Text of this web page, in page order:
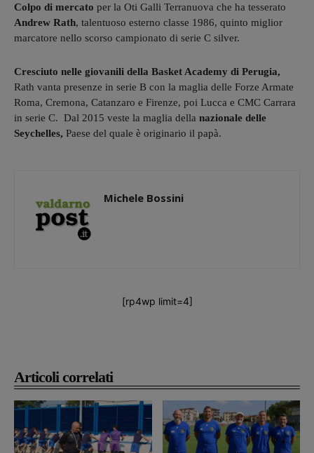
Articoli correlati
Colpo di mercato per la Oti Galli Terranuova che ha tesserato
Andrew Rath, talentuoso esterno classe 1986, quinto miglior
marcatore nello scorso campionato di serie C silver.
Cresciuto nelle giovanili della Basket Academy di Perugia,
Rath vanta presenze in serie B con la maglia delle Forze Armate
Roma, Cremona, Catanzaro e Firenze, poi Lucca e CMC Carrara
in serie C. Dal 2015 veste la maglia della nazionale delle
Seychelles, Paese del quale è originario il papà.
Michele Bossini
[rp4wp limit=4]